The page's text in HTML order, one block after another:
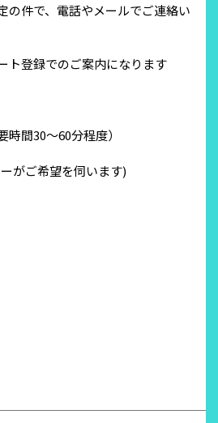
の件で、電話やメールでご連絡い
ト登録でのご案内になります
間30～60分程度）
がご希望を伺います)